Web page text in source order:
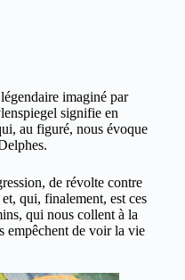
imaginé par
signifie en
au figuré, nous évoque
de révolte contre
qui, finalement, est ces
qui nous collent à la
empêchent de voir la vie